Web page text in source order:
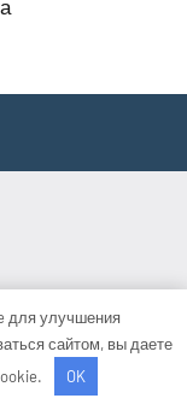
для улучшения
сайтом, вы даете
OK